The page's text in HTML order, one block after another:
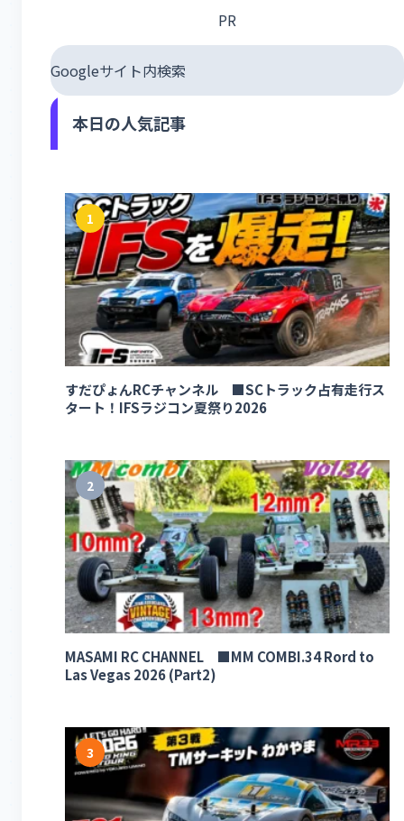
PR
Googleサイト内検索
本日の人気記事
1
すだぴょんRCチャンネル ■SCトラック占有走行ス
タート！IFSラジコン夏祭り2026
2
MASAMI RC CHANNEL ■MM COMBI.34 Rord to
Las Vegas 2026 (Part2)
3